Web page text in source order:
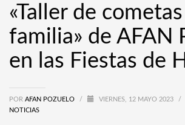
«Taller de
familia» de AFAN
en las Fiestas de
POR AFAN POZUELO / VIERNES, 12 MAYO 2023 /
NOTICIAS